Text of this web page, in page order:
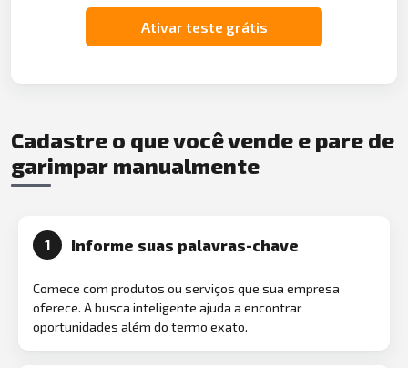
Ativar teste grátis
Cadastre o que você vende e pare de
garimpar manualmente
1 Informe suas palavras-chave
Comece com produtos ou serviços que sua empresa
oferece. A busca inteligente ajuda a encontrar
oportunidades além do termo exato.